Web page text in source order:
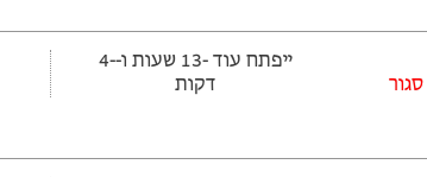
ייפתח עוד -13 שעות ‫ו--4
דקות